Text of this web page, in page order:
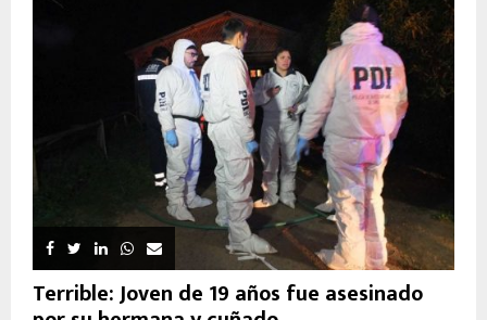
Terrible: Joven de 19 años fue asesinado